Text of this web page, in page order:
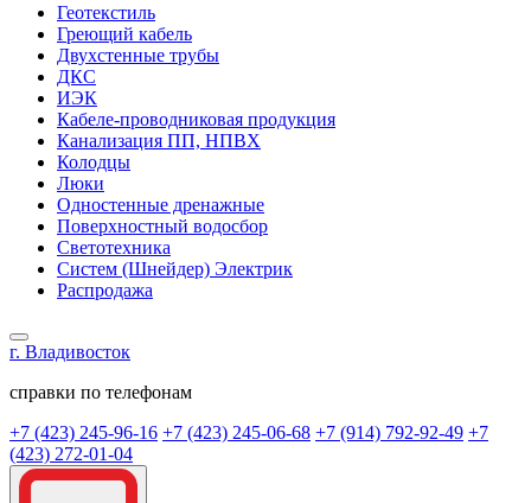
Геотекстиль
Греющий кабель
Двухстенные трубы
ДКС
ИЭК
Кабеле-проводниковая продукция
Канализация ПП, НПВХ
Колодцы
Люки
Одностенные дренажные
Поверхностный водосбор
Светотехника
Систем (Шнейдер) Электрик
Распродажа
г. Владивосток
справки по телефонам
+7 (423) 245-96-16 +7 (423) 245-06-68 +7 (914) 792-92-49 +7
(423) 272-01-04